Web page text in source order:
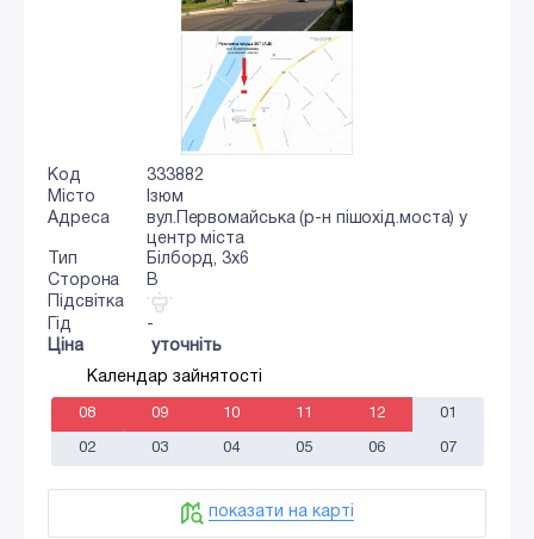
Код
333882
Місто
Ізюм
Адреса
вул.Первомайська (р-н пішохід.моста) у
центр міста
Тип
Білборд, 3х6
Сторона
B
Підсвітка
Гід
-
Ціна
уточніть
Календар зайнятості
08 09 10 11 12 01
02 03 04 05 06 07
показати на карті